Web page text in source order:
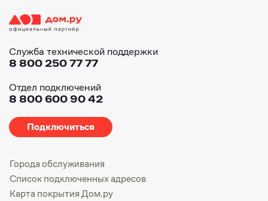
Служба технической поддержки
8 800 250 77 77
Отдел подключений
8 800 600 90 42
Подключиться
Города обслуживания
Список подключенных адресов
Карта покрытия Дом.ру